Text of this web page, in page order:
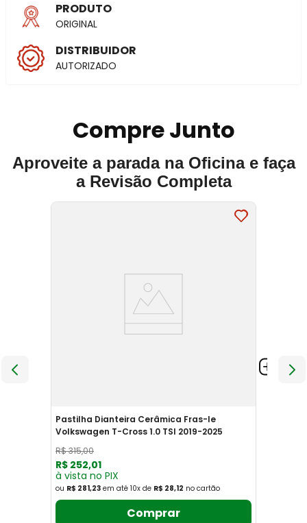
PRODUTO
ORIGINAL
DISTRIBUIDOR
AUTORIZADO
Compre Junto
Aproveite a parada na Oficina e faça
a Revisão Completa
Pastilha Dianteira Cerâmica Fras-le
Volkswagen T-Cross 1.0 TSI 2019-2025
R$315,00
R$ 252,01
à vista no PIX
ou R$ 281,23 em até 10x de R$ 28,12 no cartão
Comprar